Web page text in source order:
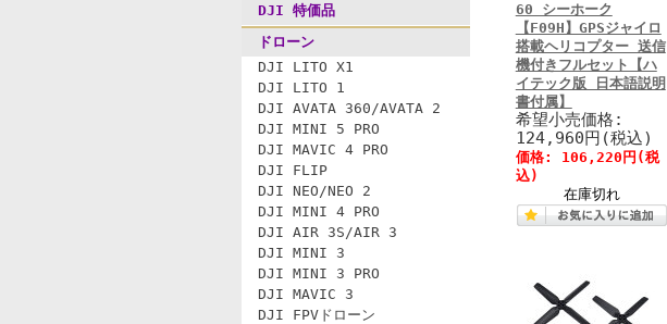
DJI 特価品
ドローン
DJI LITO X1
DJI LITO 1
DJI AVATA 360/AVATA 2
DJI MINI 5 PRO
DJI MAVIC 4 PRO
DJI FLIP
DJI NEO/NEO 2
DJI MINI 4 PRO
DJI AIR 3S/AIR 3
DJI MINI 3
DJI MINI 3 PRO
DJI MAVIC 3
DJI FPVドローン
60 シーホーク
【F09H】GPSジャイロ
搭載ヘリコプター 送信
機付きフルセット【ハ
イテック版 日本語説明
書付属】
希望小売価格:
124,960円(税込)
価格: 106,220円 (税
込)
在庫切れ